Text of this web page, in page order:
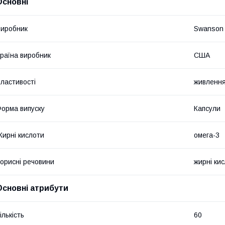
Swanson
виробник США
живлення
випуску Капсули
кислоти омега-3
речовини жирні
атрибути
60